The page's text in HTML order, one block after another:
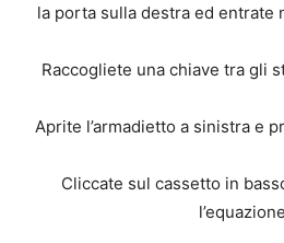
la porta sulla destra ed entrate
Raccogliete una chiave tra gli
Aprite l’armadietto a sinistra e
Cliccate sul cassetto in